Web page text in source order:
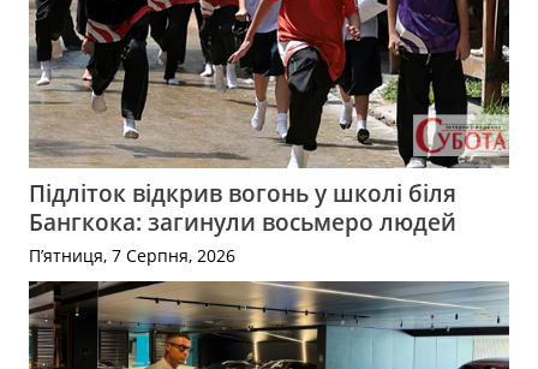
Підліток відкрив вогонь у школі біля
Бангкока: загинули восьмеро людей
П’ятниця, 7 Серпня, 2026